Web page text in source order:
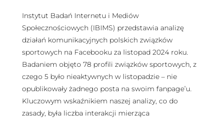
Instytut Badań Internetu i Mediów
Społecznościowych (IBIMS) przedstawia analizę
działań komunikacyjnych polskich związków
sportowych na Facebooku za listopad 2024 roku.
Badaniem objęto 78 profili związków sportowych, z
czego 5 było nieaktywnych w listopadzie – nie
opublikowały żadnego posta na swoim fanpage’u.
Kluczowym wskaźnikiem naszej analizy, co do
zasady, była liczba interakcji mierząca